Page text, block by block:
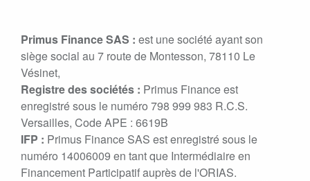
Primus Finance SAS : est une société ayant son
siège social au 7 route de Montesson, 78110 Le
Vésinet,
Registre des sociétés : Primus Finance est
enregistré sous le numéro 798 999 983 R.C.S.
Versailles, Code APE : 6619B
IFP : Primus Finance SAS est enregistré sous le
numéro 14006009 en tant que Intermédiaire en
Financement Participatif auprès de l'ORIAS.